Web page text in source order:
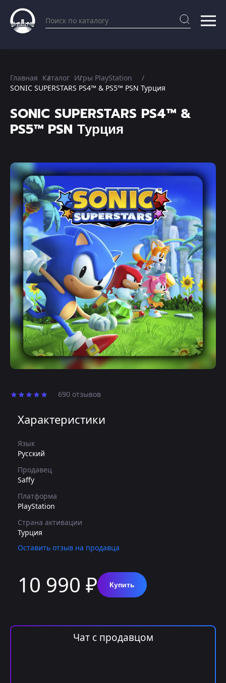
Главная Каталог Игры PlayStation
SONIC SUPERSTARS PS4™ & PS5™ PSN Турция
SONIC SUPERSTARS PS4™ &
PS5™ PSN Турция
690 отзывов
Характеристики
Язык
Русский
Продавец
Saffy
Платформа
PlayStation
Страна активации
Турция
Оставить отзыв на продавца
10 990 ₽ Купить
Чат с продавцом